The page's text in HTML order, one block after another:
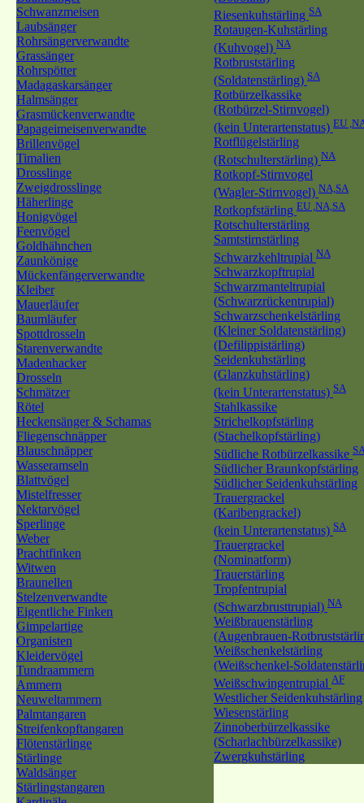
Schwanzmeisen
Laubsänger
Rohrsängerverwandte
Grassänger
Rohrspötter
Madagaskarsänger
Halmsänger
Grasmückenverwandte
Papageimeisenverwandte
Brillenvögel
Timalien
Drosslinge
Zweigdrosslinge
Häherlinge
Honigvögel
Feenvögel
Goldhähnchen
Zaunkönige
Mückenfängerverwandte
Kleiber
Mauerläufer
Baumläufer
Spottdrosseln
Starenverwandte
Madenhacker
Drosseln
Schmätzer
Rötel
Heckensänger & Schamas
Fliegenschnäpper
Blauschnäpper
Wasseramseln
Blattvögel
Mistelfresser
Nektarvögel
Sperlinge
Weber
Prachtfinken
Witwen
Braunellen
Stelzenverwandte
Eigentliche Finken
Gimpelartige
Organisten
Kleidervögel
Tundraammern
Ammern
Neuweltammern
Palmtangaren
Streifenkopftangaren
Flötenstärlinge
Stärlinge
Waldsänger
Stärlingstangaren
Riesenkuhstärling SA
Rotaugen-Kuhstärling
(Kuhvogel) NA
Rotbruststärling
(Soldatenstärling) SA
Rotbürzelkassike
(Rotbürzel-Stirnvogel)
(kein Unterartenstatus) EU
Rotflügelstärling
(Rotschulterstärling) NA
Rotkopf-Stirnvogel
(Wagler-Stirnvogel) NA,SA
Rotkopfstärling EU ,NA,SA
Rotschulterstärling
Samtstirnstärling
Schwarzkehltrupial NA
Schwarzkopftrupial
Schwarzmanteltrupial
(Schwarzrückentrupial)
Schwarzschenkelstärling
(Kleiner Soldatenstärling)
(Defilippistärling)
Seidenkuhstärling
(Glanzkuhstärling)
(kein Unterartenstatus) SA
Stahlkassike
Strichelkopfstärling
(Stachelkopfstärling)
Südliche Rotbürzelkassike
Südlicher Braunkopfstärling
Südlicher Seidenkuhstärling
Trauergrackel
(Karibengrackel)
(kein Unterartenstatus) SA
Trauergrackel
(Nominatform)
Trauerstärling
Tropfentrupial
(Schwarzbrusttrupial) NA
Weißbrauenstärling
(Augenbrauen-
Weißschenkelstärling
(Weißschenkel-
Weißschwingentrupial AF
Westlicher Seidenkuhstärling
Wiesenstärling
Zinnoberbürzelkassike
(Scharlachbürzelkassike)
Zwergkuhstärling